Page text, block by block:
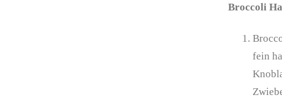
Broccoli
fein